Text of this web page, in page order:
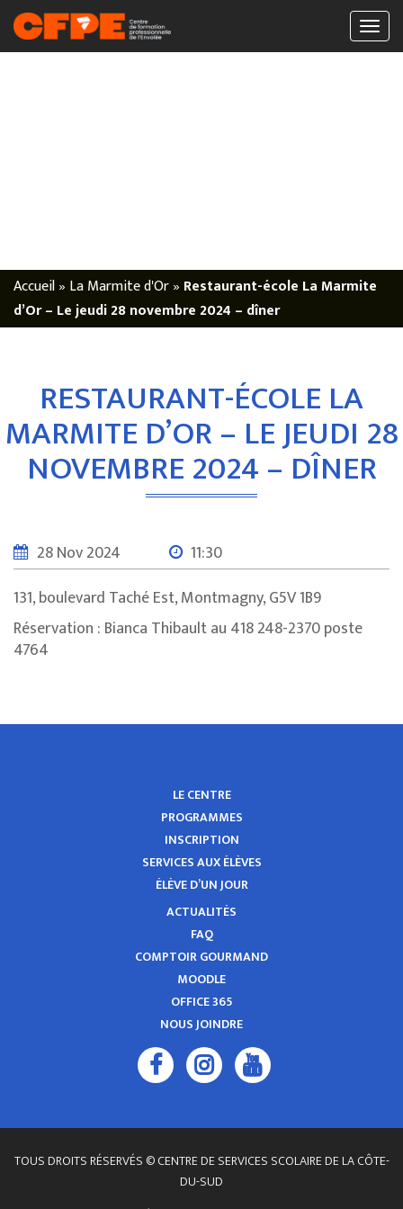
Accueil» La Marmite d'Or» Restaurant-école La Marmite
d’Or – Le jeudi 28 novembre 2024 – dîner
RESTAURANT-ÉCOLE LA
MARMITE D’OR – LE JEUDI 28
NOVEMBRE 2024 – DÎNER
28 Nov 2024
11:30
131, boulevard Taché Est, Montmagny, G5V 1B9
Réservation : Bianca Thibault au 418 248-2370 poste
4764
LE CENTRE
PROGRAMMES
INSCRIPTION
SERVICES AUX ÉLÈVES
ÉLÈVE D’UN JOUR
ACTUALITÉS
FAQ
COMPTOIR GOURMAND
MOODLE
OFFICE 365
NOUS JOINDRE
TOUS DROITS RÉSERVÉS © CENTRE DE SERVICES SCOLAIRE DE LA CÔTE-
DU-SUD